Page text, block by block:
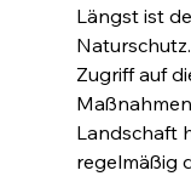
Längst ist
Zugriff auf
Landschaft
regelmäßig